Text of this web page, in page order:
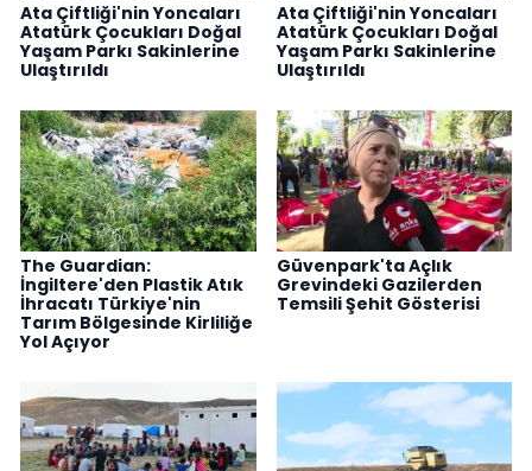
Ata Çiftliği'nin Yoncaları
Atatürk Çocukları Doğal
Yaşam Parkı Sakinlerine
Ulaştırıldı
Ata Çiftliği'nin Yoncaları
Atatürk Çocukları Doğal
Yaşam Parkı Sakinlerine
Ulaştırıldı
The Guardian:
İngiltere'den Plastik Atık
İhracatı Türkiye'nin
Tarım Bölgesinde Kirliliğe
Yol Açıyor
Güvenpark'ta Açlık
Grevindeki Gazilerden
Temsili Şehit Gösterisi